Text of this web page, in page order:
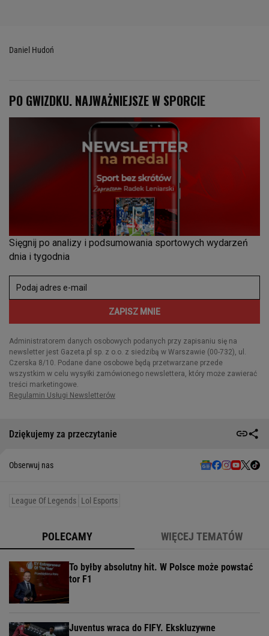
Daniel Hudoń
Dziękujemy za przeczytanie
Obserwuj nas
League Of Legends Lol Esports
POLECAMY WIĘCEJ TEMATÓW
To byłby absolutny hit. W Polsce może powstać
tor F1
Juventus wraca do FIFY. Ekskluzywne